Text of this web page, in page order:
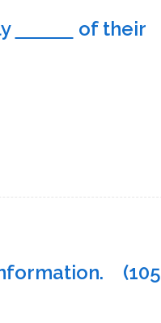
of their
(105